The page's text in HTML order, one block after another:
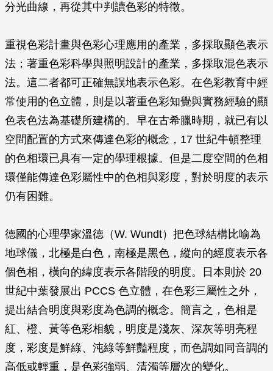
分光曲線，再從其中判讀色彩的特徵。
重視色彩計畫與色彩心理應用的產業，多採取顯色表示
法；著重色彩科學與照明設計的產業，多採取混色表示
法。這二者都可正確無誤地表示色彩。在色彩教育中經
常使用的色立體，則是以著重色彩知覺與實務經驗的顯
色表色法為基礎所建構的。早在古希臘時期，就已有以
空間配置的方式來傳達色彩的概念，17 世紀牛頓整理
的色相環已具有一定的學理根據。但是二度空間的色相
環僅能傳達色彩屬性中的色相與彩度，對於明度的表示
仍有困難。
德國的心理學家溫德（W. Wundt）把色球結構比喻為
地球儀，北極是白色，南極是黑色，縱向的經度表示各
個色相，橫向的緯度表示各階段的明度。日本則於 20
世紀中葉發展出 PCCS 色立體，在色彩三屬性之外，
提出結合明度與彩度為色調的概念。簡言之，色相是
紅、橙、黃等色彩相貌，明度是淺灰、深灰等明亮程
度，彩度是鮮綠、沌綠等鮮豔程度，而色調如同音調的
高低或輕重，是色彩強弱、清濁等層次的變化。